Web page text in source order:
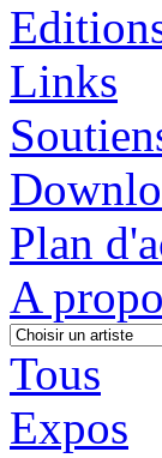
Links
Plan
A
Tous
Expos